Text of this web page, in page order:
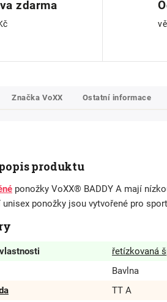
zdarma
Značka VoXX Ostatní informace
produktu
ponožky VoXX® BADDY A mají
unisex ponožky jsou vytvořené pro
řetízkovaná
Bavlna
TT A